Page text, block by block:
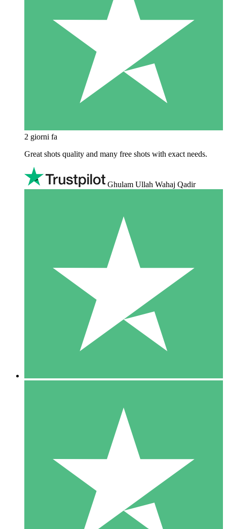
2 giorni fa
Great shots quality and many free shots with exact needs.
Ghulam Ullah Wahaj Qadir